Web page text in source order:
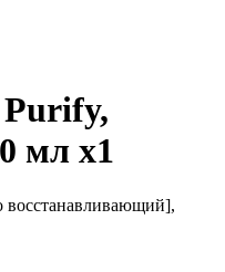
мл x1
восстанавливающий],